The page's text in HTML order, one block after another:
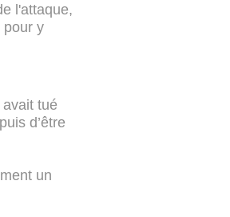
l'attaque,
pour y
tué
d’être
un